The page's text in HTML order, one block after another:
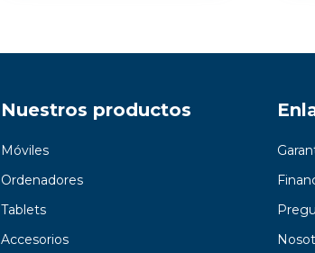
Nuestros productos
Móviles
Ordenadores
Tablets
Accesorios